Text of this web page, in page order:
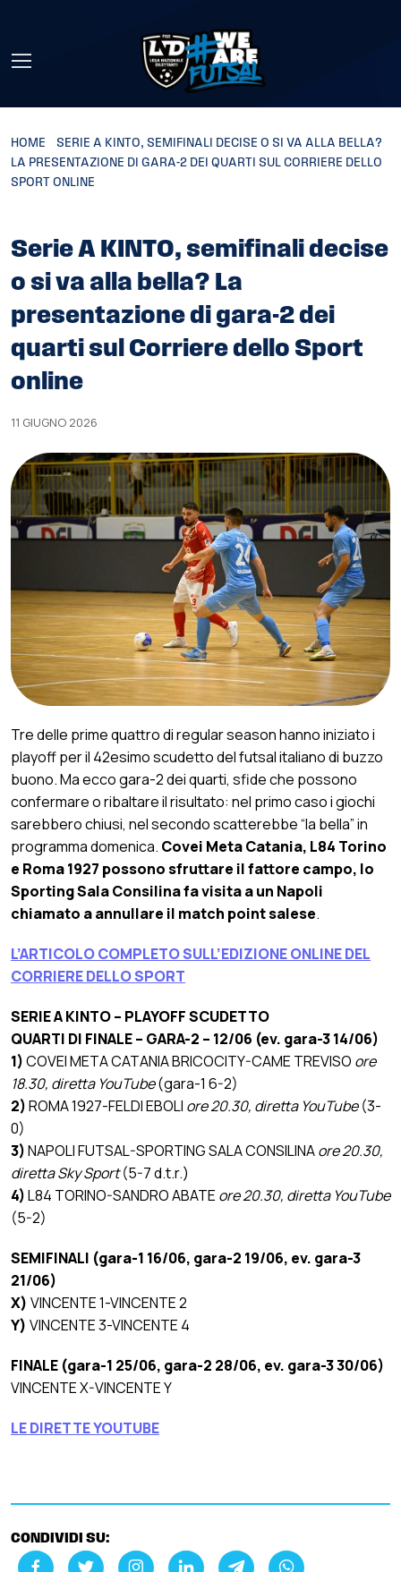
HOME
SERIE A KINTO, SEMIFINALI DECISE O SI VA ALLA BELLA?
LA PRESENTAZIONE DI GARA-2 DEI QUARTI SUL CORRIERE DELLO
SPORT ONLINE
Serie A KINTO, semifinali decise
o si va alla bella? La
presentazione di gara-2 dei
quarti sul Corriere dello Sport
online
11 GIUGNO 2026
Tre delle prime quattro di regular season hanno iniziato i
playoff per il 42esimo scudetto del futsal italiano di buzzo
buono. Ma ecco gara-2 dei quarti, sfide che possono
confermare o ribaltare il risultato: nel primo caso i giochi
sarebbero chiusi, nel secondo scatterebbe “la bella” in
programma domenica. Covei Meta Catania, L84 Torino
e Roma 1927 possono sfruttare il fattore campo, lo
Sporting Sala Consilina fa visita a un Napoli
chiamato a annullare il match point salese.
L’ARTICOLO COMPLETO SULL’EDIZIONE ONLINE DEL
CORRIERE DELLO SPORT
SERIE A KINTO – PLAYOFF SCUDETTO
QUARTI DI FINALE – GARA-2 – 12/06 (ev. gara-3 14/06)
1)COVEI META CATANIA BRICOCITY-CAME TREVISO ore
18.30, diretta YouTube(gara-1 6-2)
2)ROMA 1927-FELDI EBOLI ore 20.30, diretta YouTube(3-
0)
3)NAPOLI FUTSAL-SPORTING SALA CONSILINAore 20.30,
diretta Sky Sport(5-7 d.t.r.)
4)L84 TORINO-SANDRO ABATE ore 20.30, diretta YouTube
(5-2)
SEMIFINALI (gara-1 16/06, gara-2 19/06, ev. gara-3
21/06)
X) VINCENTE 1-VINCENTE 2
Y) VINCENTE 3-VINCENTE 4
FINALE (gara-1 25/06, gara-2 28/06, ev. gara-3 30/06)
VINCENTE X-VINCENTE Y
LE DIRETTE YOUTUBE
CONDIVIDI SU: